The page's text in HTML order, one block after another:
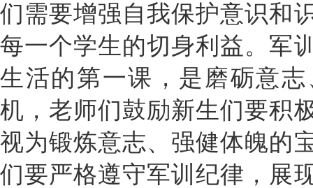
们需要增强自我保护意识和
每一个学生的切身利益。军
生活的第一课，是磨砺意
机，老师们鼓励新生们要积
视为锻炼意志、强健体魄的
们要严格遵守军训纪律，展